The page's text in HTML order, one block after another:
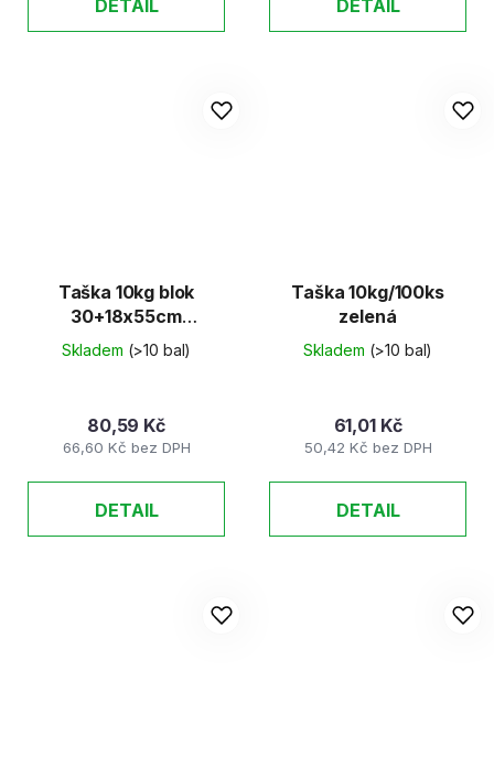
DETAIL DETAIL
Taška 10kg blok
30+18x55cm
ČERVENÁ – SILNÁ
(100ks)
Skladem (>10 bal)
66,60 Kč bez DPH
80,59 Kč
DETAIL
Taška 10kg/100ks
zelená
Skladem (>10 bal)
50,42 Kč bez DPH
61,01 Kč
DETAIL